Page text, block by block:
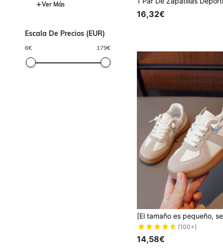
Ver Más
Escala De Precios (EUR)
6€ 179€
16,32€
(100+)
14,58€